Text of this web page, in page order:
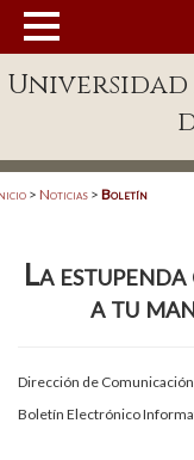
Enlaces
Patronato
Publicaciones en línea
Acreditación
> Noticias > Boletín
La
a tu
Dirección de
Boletín Electrónico